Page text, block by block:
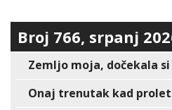
Broj 766, srpanj
Zemljo moja, dočekala si
Onaj trenutak kad